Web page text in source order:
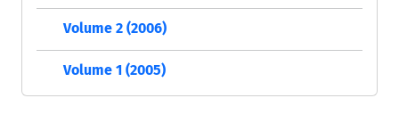
Volume 2 (2006)
Volume 1 (2005)